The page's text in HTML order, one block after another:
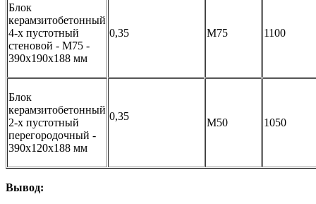
Блок
керамзитобетонный
4-х пустотный
стеновой - М75 -
390х190х188 мм
0,35 M75 1100
Блок
керамзитобетонный
2-х пустотный
перегородочный -
390х120х188 мм
0,35
M50 1050
Вывод: